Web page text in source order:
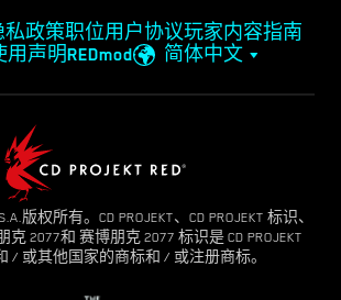
私政策职位用户协议玩家内容指南
用声明REDmod 简体中文
版权所有。CD PROJEKT、CD PROJEKT 标识、
2077和 赛博朋克 2077 标识是 CD PROJEKT
/ 或其他国家的商标和 / 或注册商标。